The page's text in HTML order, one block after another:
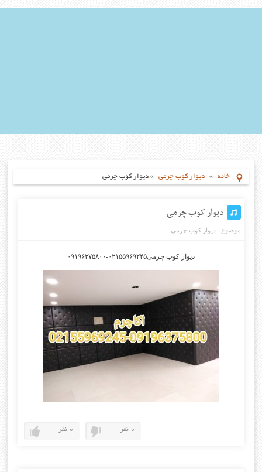
خانه » دیوار کوب چرمی »دیوار کوب چرمی
دیوار کوب چرمی
موضوع : دیوار کوب چرمی
دیوار کوب چرمی۰۲۱۵۵۹۶۹۲۴۵-۰۹۱۹۶۳۷۵۸۰۰
0 نفر 0 نفر